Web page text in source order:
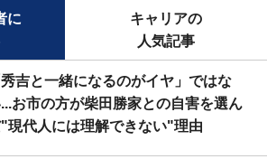
に
キャリアの
人気記事
秀吉と一緒になるのがイヤ」ではな
お市の方が柴田勝家との自害を選ん
現代人には理解できない"理由